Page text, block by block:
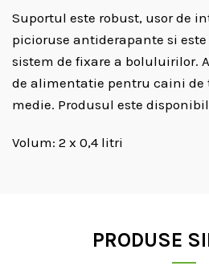
Suportul este robust, usor de
picioruse antiderapante si
sistem de fixare a boluluirilor.
de alimentatie pentru caini de
medie. Produsul este
Volum: 2 x 0,4 litri
PRODUSE